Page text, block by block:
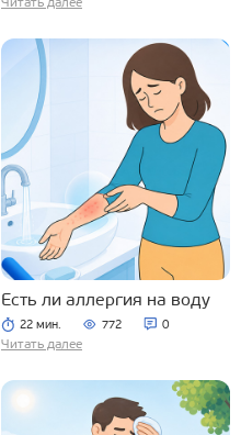
Читать далее
Есть ли аллергия на воду
22 мин. 772 0
Читать далее